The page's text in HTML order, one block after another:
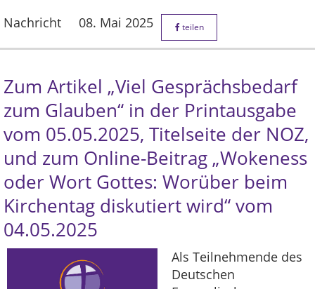
Nachricht 08. Mai 2025 teilen
Zum Artikel „Viel Gesprächsbedarf
zum Glauben“ in der Printausgabe
vom 05.05.2025, Titelseite der NOZ,
und zum Online-Beitrag „Wokeness
oder Wort Gottes: Worüber beim
Kirchentag diskutiert wird“ vom
04.05.2025
Als Teilnehmende des
Deutschen